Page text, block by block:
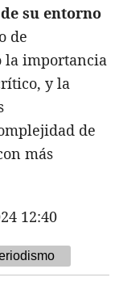
su entorno
de
la importancia
y la
de
más
12:40